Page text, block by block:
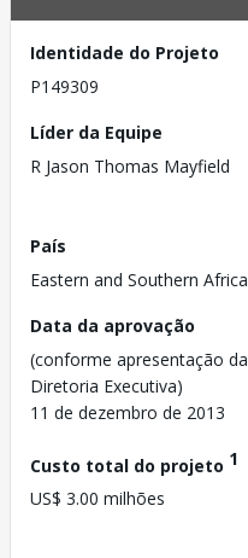
Identidade do Projeto
P149309
Líder da Equipe
R Jason Thomas Mayfield
País
Eastern and Southern Africa
Data da aprovação
(conforme apresentação da
Diretoria Executiva)
11 de dezembro de 2013
Custo total do projeto 1
US$ 3.00 milhões